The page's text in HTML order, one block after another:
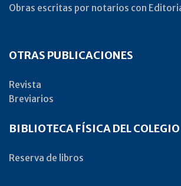
Obras escritas por notarios con
OTRAS PUBLICACIONES
Revista
Breviarios
BIBLIOTECA FÍSICA DEL COLEGIO
Reserva de libros